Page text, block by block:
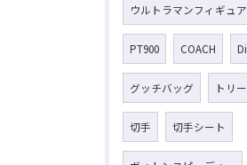
ウルトラマンフィギュア
PT900 COACH
グッチバッグ トリ
切手 切手シート